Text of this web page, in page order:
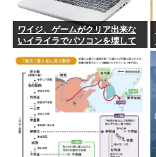
ワイジ、ゲームがクリア出来な
いイライラでパソコンを壊して